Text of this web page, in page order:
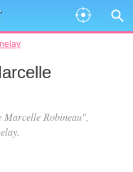
Marcelle Robineau",